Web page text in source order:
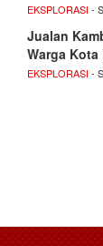
EKSPLORASI-
Jualan
Warga
EKSPLORASI-